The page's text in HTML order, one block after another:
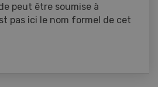
peut être soumise à
pas ici le nom formel de cet